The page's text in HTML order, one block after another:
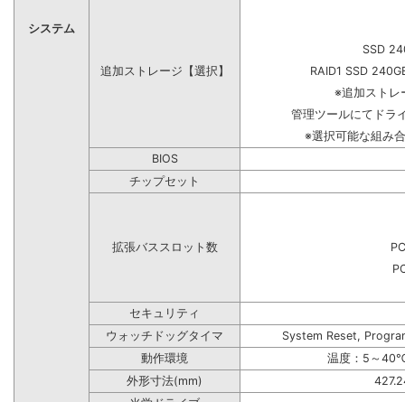
システム
追加ストレージ【選択】
SSD
RAID1 SSD
※追加ストレ
管理ツールにてドラ
※選択可能な組み
BIOS
チップセット
拡張バススロット数
セキュリティ
ウォッチドッグタイマ
System Reset,
動作環境
温度：5～
外形寸法(mm)